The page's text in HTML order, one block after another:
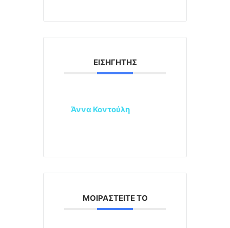
ΕΙΣΗΓΗΤΉΣ
Άννα Κοντούλη
ΜΟΙΡΑΣΤΕΊΤΕ ΤΟ